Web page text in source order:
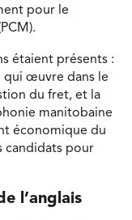
pour le
étaient présents :
qui œuvre dans le
du fret, et la
manitobaine
économique du
candidats pour
l’anglais